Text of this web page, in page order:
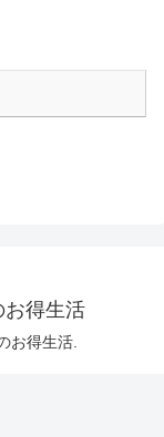
お得生活
お得生活.